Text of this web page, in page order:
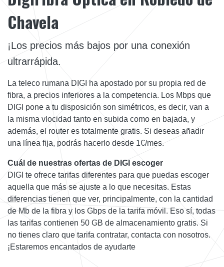
Chavela
¡Los precios más bajos por una conexión
ultrarrápida.
La teleco rumana DIGI ha apostado por su propia red de
fibra, a precios inferiores a la competencia. Los Mbps que
DIGI pone a tu disposición son simétricos, es decir, van a
la misma vlocidad tanto en subida como en bajada, y
además, el router es totalmente gratis. Si deseas añadir
una línea fija, podrás hacerlo desde 1€/mes.
Cuál de nuestras ofertas de DIGI escoger
DIGI te ofrece tarifas diferentes para que puedas escoger
aquella que más se ajuste a lo que necesitas. Estas
diferencias tienen que ver, principalmente, con la cantidad
de Mb de la fibra y los Gbps de la tarifa móvil. Eso sí, todas
las tarifas contienen 50 GB de almacenamiento gratis. Si
no tienes claro que tarifa contratar, contacta con nosotros.
¡Estaremos encantados de ayudarte